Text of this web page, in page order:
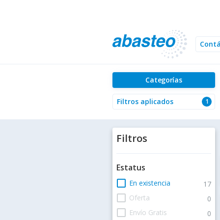
Categorías
1
Filtros aplicados
Filtros
Estatus
check_box_outline_blank En existencia 17
check_box_outline_blank Oferta 0
check_box_outline_blank Envío Gratis 0